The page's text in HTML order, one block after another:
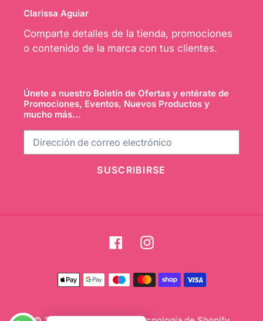
Clarissa Aguiar
Comparte detalles de la tienda, promociones
o contenido de la marca con tus clientes.
Únete a nuestro Boletín de Ofertas y entérate de
Promociones, Eventos, Nuevos Productos y
mucho más...
SUSCRIBIRSE
FacebookInstagram
Métodos
de